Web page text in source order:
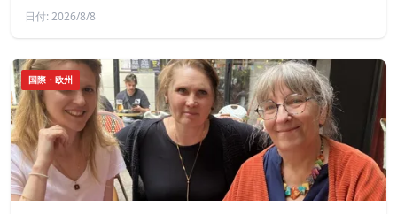
日付: 2026/8/8
国際・欧州